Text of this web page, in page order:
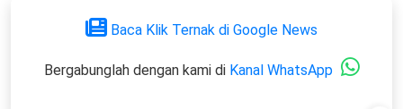
Baca Klik Ternak di Google News
Bergabunglah dengan kami di Kanal WhatsApp